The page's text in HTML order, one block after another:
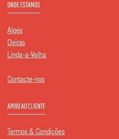
ONDE ESTAMOS
Algés
Oeiras
Linda-a-Velha
Contacte-nos
APOIO AO CLIENTE
Termos & Condições